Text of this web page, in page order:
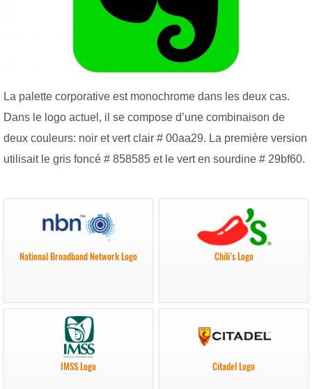
La palette corporative est monochrome dans les deux cas.
Dans le logo actuel, il se compose d’une combinaison de
deux couleurs: noir et vert clair # 00aa29. La première version
utilisait le gris foncé # 858585 et le vert en sourdine # 29bf60.
National Broadband Network Logo Chili’s Logo
IMSS Logo Citadel Logo